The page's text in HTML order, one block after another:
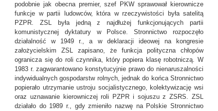
podobnie jak obecna premier, szef PKW sprawował kierownicze
funkcje w partii ludowców, która w rzeczywistości była satelitą
PZPR. ZSL była jedną z najdłużej funkcjonujących partii
komunistycznej dyktatury w Polsce. Stronnictwo rozpoczęło
działalność w 1949 r., a w deklaracji ideowej na kongresie
założycielskim ZSL zapisano, że funkcja polityczna chłopów
ogranicza się do roli czynnika, który popiera klasę robotniczą. W
1983 r. zagwarantowano konstytucyjnie prawo do nienaruszalności
indywidualnych gospodarstw rolnych, jednak do końca Stronnictwo
popierało utrzymanie ustroju socjalistycznego, kolektywizację wsi
oraz uznawanie kierowniczej roli PZPR i sojuszu z ZSRS. ZSL
działało do 1989 r., gdy zmieniło nazwę na Polskie Stronnictwo